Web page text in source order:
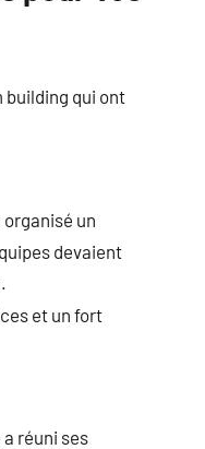
building qui ont
un
devaient
et un fort
réuni ses